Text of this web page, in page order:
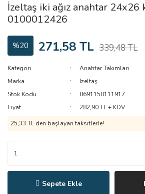
İzeltaş iki ağız anahtar 24x26
0100012426
%20 271,58 TL 339,48 TL
Kategori
Anahtar Takımları
Marka
İzeltaş
Stok Kodu
8691150111917
Fiyat
282,90 TL + KDV
25,33 TL den başlayan taksitlerle!
Sepete Ekle